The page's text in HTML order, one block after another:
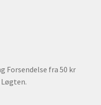
Forsendelse fra 50 kr